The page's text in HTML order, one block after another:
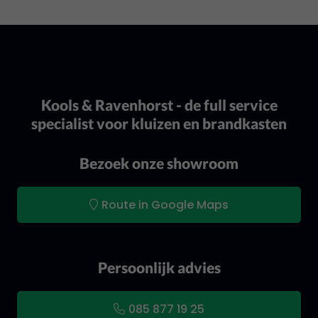
Kools & Ravenhorst - de full service
specialist voor kluizen en brandkasten
Bezoek onze showroom
Route in Google Maps
Persoonlijk advies
085 877 19 25